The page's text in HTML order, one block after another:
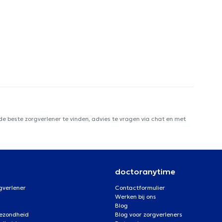
beste zorgverlener te vinden, advies te vragen via chat en met
doctoranytime
Contactformulier
Werken bij ons
Blog
Blog voor zorgverleners